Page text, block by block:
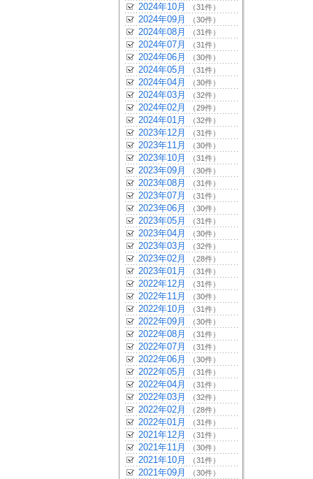
2024年10月 （31件）
2024年09月 （30件）
2024年08月 （31件）
2024年07月 （31件）
2024年06月 （30件）
2024年05月 （31件）
2024年04月 （30件）
2024年03月 （32件）
2024年02月 （29件）
2024年01月 （32件）
2023年12月 （31件）
2023年11月 （30件）
2023年10月 （31件）
2023年09月 （30件）
2023年08月 （31件）
2023年07月 （31件）
2023年06月 （30件）
2023年05月 （31件）
2023年04月 （30件）
2023年03月 （32件）
2023年02月 （28件）
2023年01月 （31件）
2022年12月 （31件）
2022年11月 （30件）
2022年10月 （31件）
2022年09月 （30件）
2022年08月 （31件）
2022年07月 （31件）
2022年06月 （30件）
2022年05月 （31件）
2022年04月 （31件）
2022年03月 （32件）
2022年02月 （28件）
2022年01月 （31件）
2021年12月 （31件）
2021年11月 （30件）
2021年10月 （31件）
2021年09月 （30件）